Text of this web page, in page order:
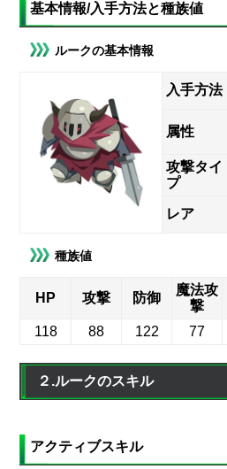
基本情報/入手方法と種族値
ルークの基本情報
入手方法
属性
攻撃タイ
プ
レア
種族値
HP 攻撃 防御
魔法攻
撃
118 88 122 77
２.ルークのスキル
アクティブスキル